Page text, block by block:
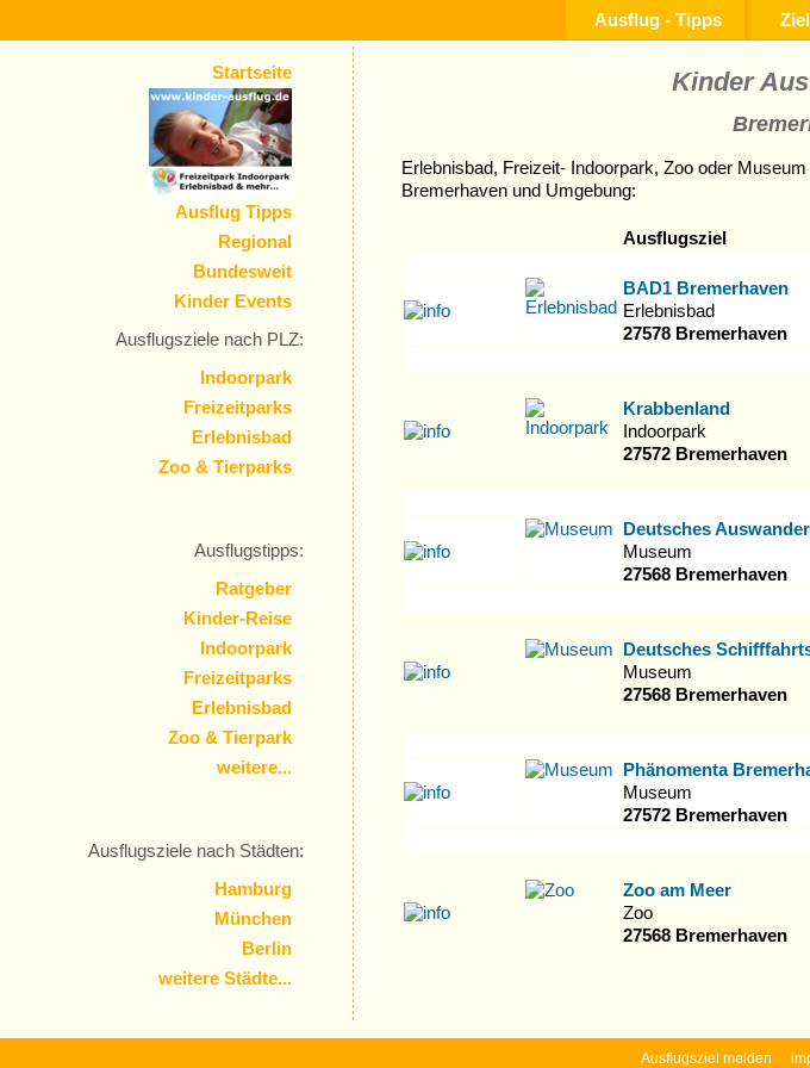
Ausflug - Tipps
Startseite
Ausflug Tipps
Regional
Bundesweit
Kinder Events
Ausflugsziele nach PLZ:
Indoorpark
Freizeitparks
Erlebnisbad
Zoo & Tierparks
Ausflugstipps:
Ratgeber
Kinder-Reise
Indoorpark
Freizeitparks
Erlebnisbad
Zoo & Tierpark
weitere...
Ausflugsziele nach Städten:
Hamburg
München
Berlin
weitere Städte...
Kinder
Erlebnisbad, Freizeit- Indoorpark, Zoo oder
Bremerhaven und Umgebung:
Ausflugsziel
BAD1 Bremerhaven
Erlebnisbad
27578 Bremerhaven
Krabbenland
Indoorpark
27572 Bremerhaven
Deutsches
Museum
27568 Bremerhaven
Deutsches
Museum
27568 Bremerhaven
Phänomenta
Museum
27572 Bremerhaven
Zoo am Meer
Zoo
27568 Bremerhaven
Ausflugsziel melden